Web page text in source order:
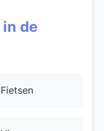
de
Fietsen